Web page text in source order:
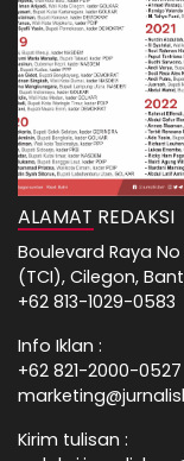
ALAMAT REDAKSI
Boulevard Raya No
(TCI), Cilegon,
+62 813-1029-0583
Info Iklan :
+62 821-2000-0527
Kirim tulisan :